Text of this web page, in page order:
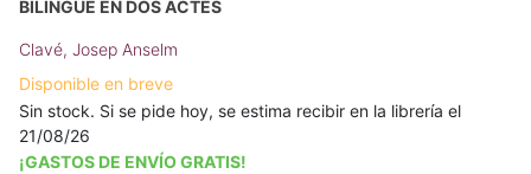
BILINGÜE EN DOS ACTES
Clavé, Josep Anselm
Disponible en breve
Sin stock. Si se pide hoy, se estima recibir en la librería el
21/08/26
¡GASTOS DE ENVÍO GRATIS!